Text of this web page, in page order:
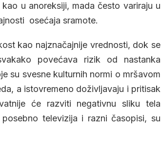
u anoreksiji, mada često variraju u
osećaja sramote.
kao najznačajnije vrednosti, dok se
povećava rizik od nastanka
su svesne kulturnih normi o mršavom
a istovremeno doživljavaju i pritisak
će razviti negativnu sliku tela
televizija i razni časopisi, su